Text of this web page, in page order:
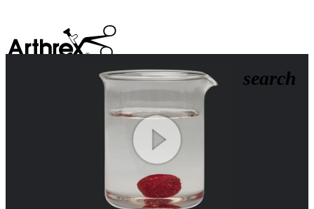
search
Play